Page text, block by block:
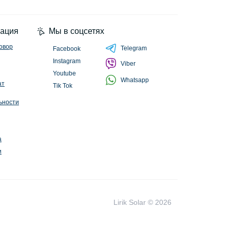
Мы в соцсетях
Facebook
Instagram
Youtube
Tik Tok
Telegram
Viber
Whatsapp
Lirik Solar © 2026